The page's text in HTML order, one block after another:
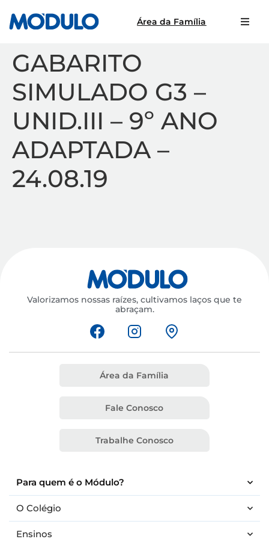
Área da Família
GABARITO
SIMULADO G3 –
UNID.III – 9º ANO
ADAPTADA –
24.08.19
Valorizamos nossas raízes, cultivamos laços que te
abraçam.
Para quem é o Módulo?
O Colégio
Ensinos
Área da Família
Fale Conosco
Trabalhe Conosco